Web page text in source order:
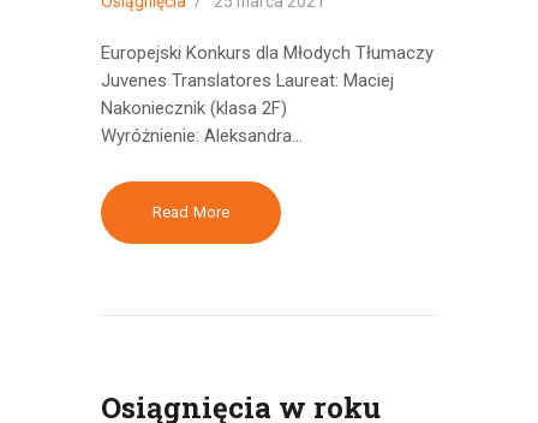
Europejski Konkurs dla Młodych Tłumaczy
Juvenes Translatores Laureat: Maciej
Nakoniecznik (klasa 2F)
Wyróżnienie: Aleksandra…
Read More
Osiągnięcia w roku